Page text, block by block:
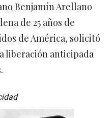
Benjamín Arellano
de 25 años de
de América, solicitó
liberación anticipada